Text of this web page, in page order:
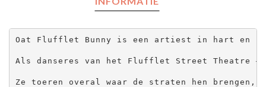
Oat Flufflet Bunny is een artiest in hart en
Als danseres van het Flufflet Street Theatre –
Ze toeren overal waar de straten hen